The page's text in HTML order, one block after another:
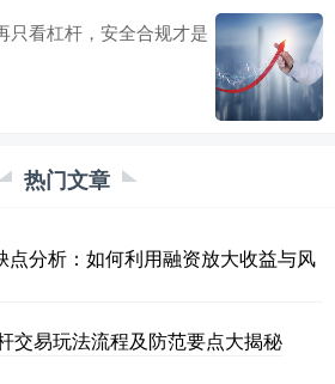
只看杠杆，安全合规才是
热门文章
点分析：如何利用融资放大收益与风
交易玩法流程及防范要点大揭秘